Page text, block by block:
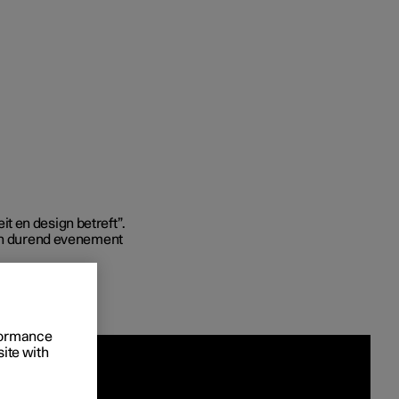
aard
en design betreft”.
durend evenement
with